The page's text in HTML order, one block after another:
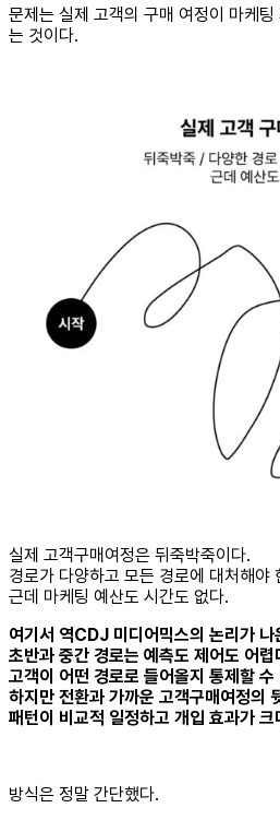
문제는 실제 고객의 구매 여정이 마케
는 것이다.
실제 고객구매여정은 뒤죽박죽이다.
경로가 다양하고 모든 경로에 대처해야
근데 마케팅 예산도 시간도 없다.
여기서 역CDJ 미디어믹스의 논리가 나
초반과 중간 경로는 예측도 제어도 어렵
고객이 어떤 경로로 들어올지 통제할 수
하지만 전환과 가까운 고객구매여정의
패턴이 비교적 일정하고 개입 효과가 크
방식은 정말 간단했다.